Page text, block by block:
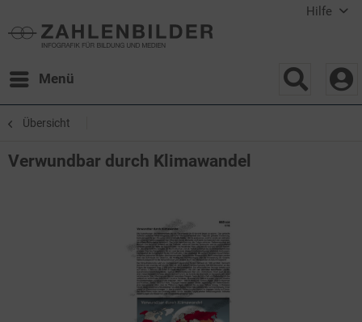
Hilfe
Menü
Übersicht
Verwundbar durch Klimawandel